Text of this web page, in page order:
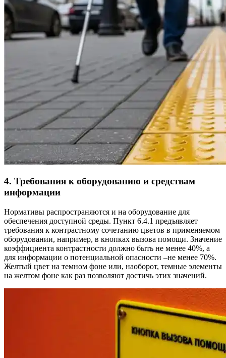
4. Требования к оборудованию и средствам
информации
Нормативы распространяются и на оборудование для
обеспечения доступной среды. Пункт 6.4.1 предъявляет
требования к контрастному сочетанию цветов в применяемом
оборудовании, например, в кнопках вызова помощи. Значение
коэффициента контрастности должно быть не менее 40%, а
для информации о потенциальной опасности –не менее 70%.
Желтый цвет на темном фоне или, наоборот, темные элементы
на желтом фоне как раз позволяют достичь этих значений.